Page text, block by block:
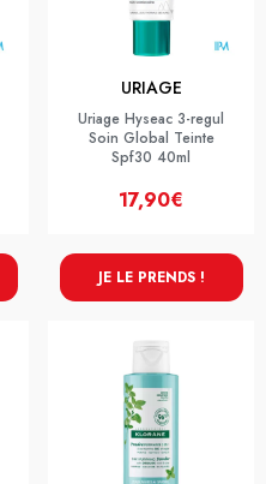
URIAGE
Uriage Hyseac 3-regul
Soin Global Teinte
Spf30 40ml
17,90€
JE LE PRENDS !